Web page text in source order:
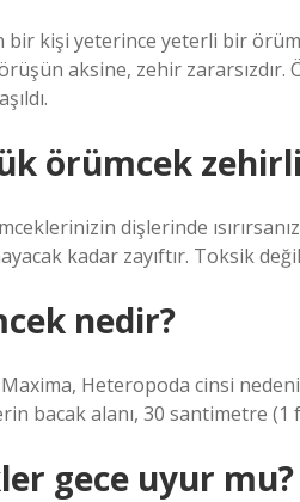
kişi yeterince yeterli bir
aksine, zehir
örümcek
dişlerinde
kadar zayıftır. Toksik
nedir?
Heteropoda cinsi
bacak alanı, 30 santimetre
gece uyur mu?